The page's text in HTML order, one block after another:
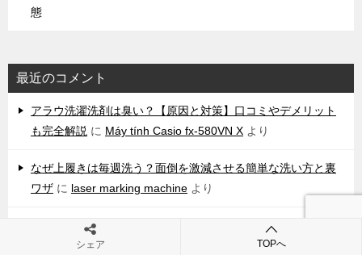
態
最近のコメント
アラウ洗濯洗剤は臭い？【原因と対策】口コミやデメリット
も完全解説 に Máy tính Casio fx-580VN X より
なぜ上履きは毎週洗う？面倒を激減させる簡単な洗い方と裏
ワザ に laser marking machine より
なぜ上履きは毎週洗う？面倒を激減させる簡単な洗い方と裏
ai ease watermark remover
シェア TOPへ